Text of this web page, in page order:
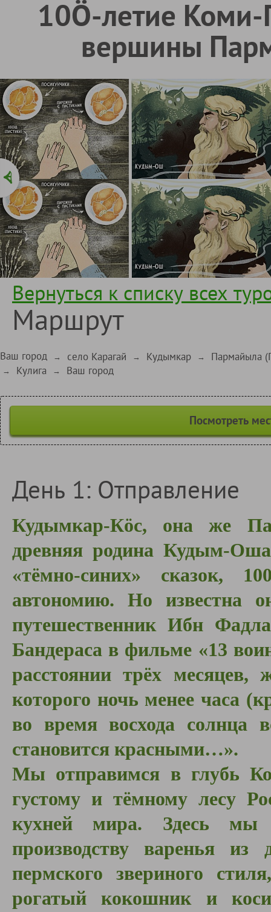
10Ö-летие Коми-
вершины
Вернуться к списку всех
Маршрут
Ваш город → село Карагай → Кудымкар → Пармайыла
→ Кулига → Ваш город
Посмотреть
День 1: Отправление
Кудымкар-Кӧс, она же
древняя родина Кудым-
«тёмно-синих» сказок,
автономию. Но известна
путешественник Ибн
Бандераса в фильме «13
расстоянии трёх
которого ночь менее часа
во время восхода солнца
становится красными…».
Мы отправимся в глубь
густому и тёмному лесу
кухней мира. Здесь мы
производству варенья из
пермского звериного
рогатый кокошник и